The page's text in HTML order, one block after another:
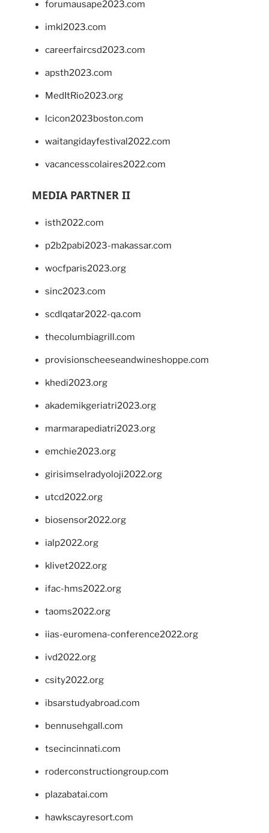
forumausape2023.com
imkl2023.com
careerfaircsd2023.com
apsth2023.com
MedItRio2023.org
lcicon2023boston.com
waitangidayfestival2022.com
vacancesscolaires2022.com
MEDIA PARTNER II
isth2022.com
p2b2pabi2023-makassar.com
wocfparis2023.org
sinc2023.com
scdlqatar2022-qa.com
thecolumbiagrill.com
provisionscheeseandwineshoppe.com
khedi2023.org
akademikgeriatri2023.org
marmarapediatri2023.org
emchie2023.org
girisimselradyoloji2022.org
utcd2022.org
biosensor2022.org
ialp2022.org
klivet2022.org
ifac-hms2022.org
taoms2022.org
iias-euromena-conference2022.org
ivd2022.org
csity2022.org
ibsarstudyabroad.com
bennusehgall.com
tsecincinnati.com
roderconstructiongroup.com
plazabatai.com
hawkscayresort.com